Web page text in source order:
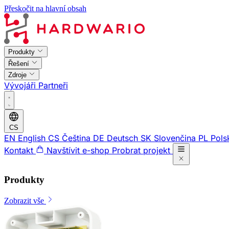
Přeskočit na hlavní obsah
Produkty
Řešení
Zdroje
Vývojáři Partneři
CS
EN English CS Čeština DE Deutsch SK Slovenčina PL
Kontakt
Navštívit e-shop Probrat projekt
Produkty
Zobrazit vše